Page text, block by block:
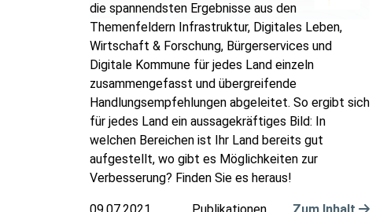
die spannendsten Ergebnisse aus den
Themenfeldern Infrastruktur, Digitales Leben,
Wirtschaft & Forschung, Bürgerservices und
Digitale Kommune für jedes Land einzeln
zusammengefasst und übergreifende
Handlungsempfehlungen abgeleitet. So ergibt sich
für jedes Land ein aussagekräftiges Bild: In
welchen Bereichen ist Ihr Land bereits gut
aufgestellt, wo gibt es Möglichkeiten zur
Verbesserung? Finden Sie es heraus!